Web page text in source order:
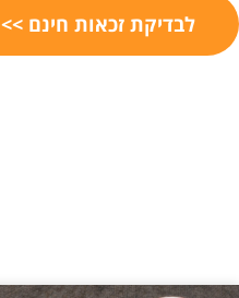
לבדיקת זכאות חינם >>